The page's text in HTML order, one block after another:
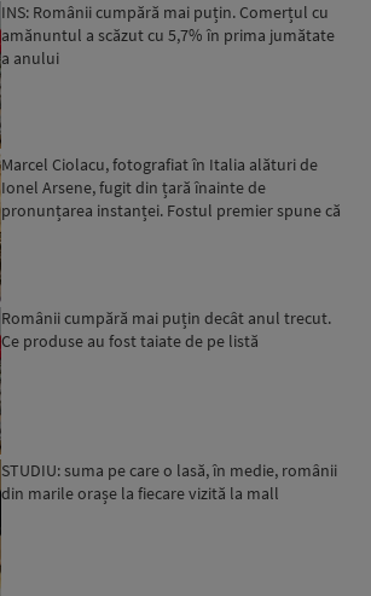
INS: Românii cumpără mai puțin. Comerțul cu
amănuntul a scăzut cu 5,7% în prima jumătate
a anului
Marcel Ciolacu, fotografiat în Italia alături de
Ionel Arsene, fugit din țară înainte de
pronunțarea instanței. Fostul premier spune că
Românii cumpără mai puțin decât anul trecut.
Ce produse au fost taiate de pe listă
STUDIU: suma pe care o lasă, în medie, românii
din marile orașe la fiecare vizită la mall